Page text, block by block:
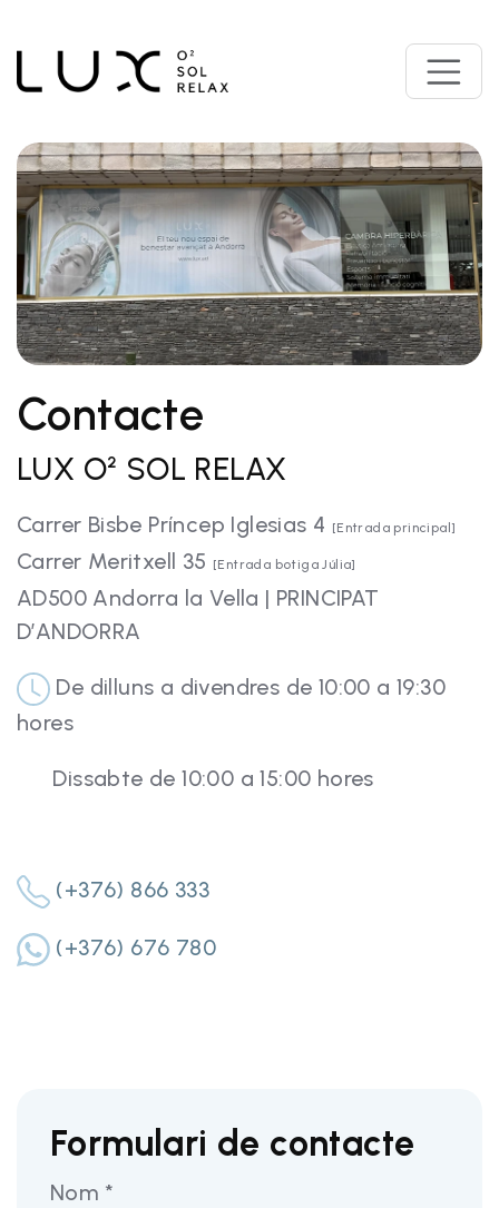
Contacte
LUX O² SOL RELAX
Carrer Bisbe Príncep Iglesias 4 [Entrada principal]
Carrer Meritxell 35 [Entrada botiga Júlia]
AD500 Andorra la Vella | PRINCIPAT
D’ANDORRA
De dilluns a divendres de 10:00 a 19:30
hores
Dissabte de 10:00 a 15:00 hores
(+376) 866 333
(+376) 676 780
Formulari de contacte
Nom *